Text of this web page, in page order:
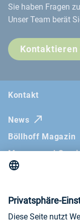
Sie haben Fragen
Unser Team berät
Kontaktieren
Kontakt
News
Böllhoff Magazin
Messen und
Newsletter
Impressum
AGB